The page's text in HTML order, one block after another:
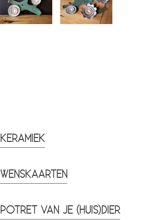
KERAMIEK
WENSKAARTEN
POTRET VAN JE (HUIS)DIER